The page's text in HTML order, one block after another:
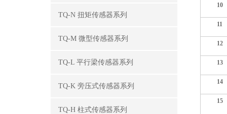
TQ-N 扭矩传感器系列
TQ-M 微型传感器系列
TQ-L 平行梁传感器系列
TQ-K 旁压式传感器系列
TQ-H 柱式传感器系列
10
11
12
13
14
15